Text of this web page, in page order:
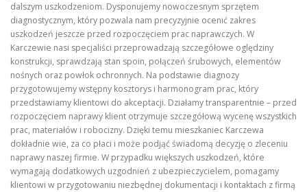
dalszym uszkodzeniom. Dysponujemy nowoczesnym sprzętem
diagnostycznym, który pozwala nam precyzyjnie ocenić zakres
uszkodzeń jeszcze przed rozpoczęciem prac naprawczych. W
Karczewie nasi specjaliści przeprowadzają szczegółowe oględziny
konstrukcji, sprawdzają stan spoin, połączeń śrubowych, elementów
nośnych oraz powłok ochronnych. Na podstawie diagnozy
przygotowujemy wstępny kosztorys i harmonogram prac, który
przedstawiamy klientowi do akceptacji. Działamy transparentnie – przed
rozpoczęciem naprawy klient otrzymuje szczegółową wycenę wszystkich
prac, materiałów i robocizny. Dzięki temu mieszkaniec Karczewa
dokładnie wie, za co płaci i może podjąć świadomą decyzję o zleceniu
naprawy naszej firmie. W przypadku większych uszkodzeń, które
wymagają dodatkowych uzgodnień z ubezpieczycielem, pomagamy
klientowi w przygotowaniu niezbędnej dokumentacji i kontaktach z firmą